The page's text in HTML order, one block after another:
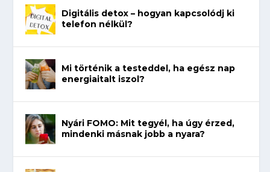
Digitális detox – hogyan kapcsolódj ki
telefon nélkül?
Mi történik a testeddel, ha egész nap
energiaitalt iszol?
Nyári FOMO: Mit tegyél, ha úgy érzed,
mindenki másnak jobb a nyara?